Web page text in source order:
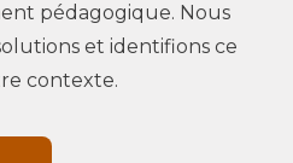
pédagogique. Nous
et identifions ce
contexte.